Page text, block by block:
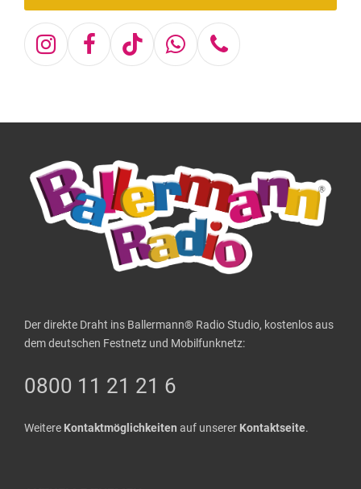
Instagram
Facebook
TiktokWhatsapp
Telefon
Der direkte Draht ins Ballermann® Radio Studio, kostenlos aus
dem deutschen Festnetz und Mobilfunknetz:
0800 11 21 21 6
Weitere Kontaktmöglichkeiten auf unserer Kontaktseite.